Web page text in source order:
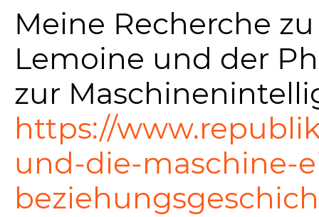
Meine Recherche
Lemoine und der
zur
https://
und-die-maschine-